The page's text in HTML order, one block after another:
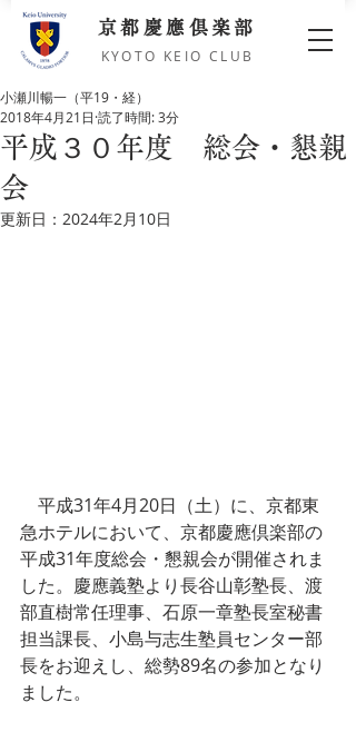
京都慶應倶楽部
KYOTO KEIO CLUB
平成３０年度 総会・懇親
会
小瀬川暢一（平19・経）
2018年4月21日 読了時間: 3分
更新日： 2024年2月10日
平成31年4月20日（土）に、京都東
急ホテルにおいて、京都慶應倶楽部の
平成31年度総会・懇親会が開催されま
した。慶應義塾より長谷山彰塾長、渡
部直樹常任理事、石原一章塾長室秘書
担当課長、小島与志生塾員センター部
長をお迎えし、総勢89名の参加となり
ました。